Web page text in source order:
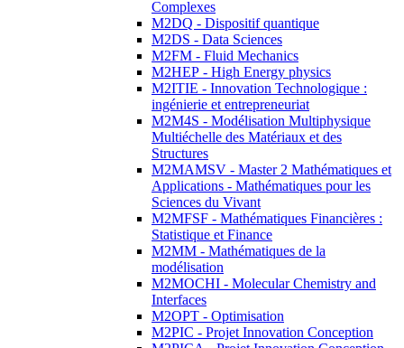
Complexes
M2DQ - Dispositif quantique
M2DS - Data Sciences
M2FM - Fluid Mechanics
M2HEP - High Energy physics
M2ITIE - Innovation Technologique :
ingénierie et entrepreneuriat
M2M4S - Modélisation Multiphysique
Multiéchelle des Matériaux et des
Structures
M2MAMSV - Master 2 Mathématiques et
Applications - Mathématiques pour les
Sciences du Vivant
M2MFSF - Mathématiques Financières :
Statistique et Finance
M2MM - Mathématiques de la
modélisation
M2MOCHI - Molecular Chemistry and
Interfaces
M2OPT - Optimisation
M2PIC - Projet Innovation Conception